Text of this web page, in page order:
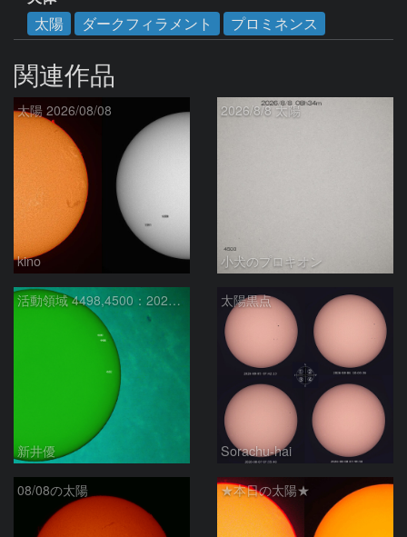
太陽
ダークフィラメント プロミネンス
関連作品
太陽 2026/08/08
kino
2026/8/8 太陽
小犬のプロキオン
活動領域 4498,4500：2026/08/08
新井優
太陽黒点
Sorachu-hai
08/08の太陽 ★本日の太陽★